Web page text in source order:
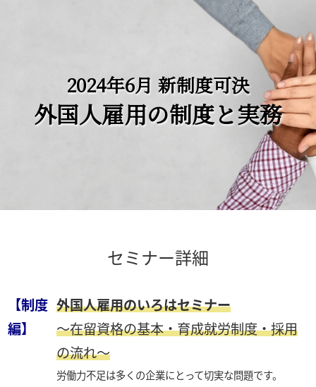
2024年6月 新制度可決
外国人雇用の制度と実務
セミナー詳細
【制度
編】
外国人雇用のいろはセミナー
～在留資格の基本・育成就労制度・採用
の流れ～
労働力不足は多くの企業にとって切実な問題です。